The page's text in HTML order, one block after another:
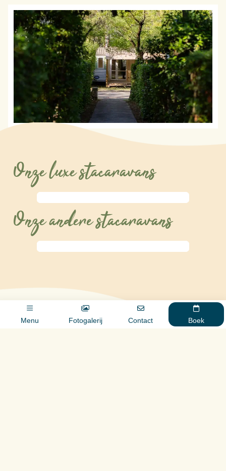
Menu Fotogalerij Contact Boek
Onze luxe stacaravans
Onze andere stacaravans
Ontdek onze chalets